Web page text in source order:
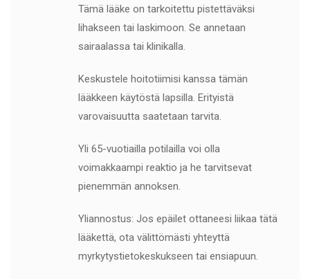
Tämä lääke on tarkoitettu pistettäväksi
lihakseen tai laskimoon. Se annetaan
sairaalassa tai klinikalla.
Keskustele hoitotiimisi kanssa tämän
lääkkeen käytöstä lapsilla. Erityistä
varovaisuutta saatetaan tarvita.
Yli 65-vuotiailla potilailla voi olla
voimakkaampi reaktio ja he tarvitsevat
pienemmän annoksen.
Yliannostus: Jos epäilet ottaneesi liikaa tätä
lääkettä, ota välittömästi yhteyttä
myrkytystietokeskukseen tai ensiapuun.